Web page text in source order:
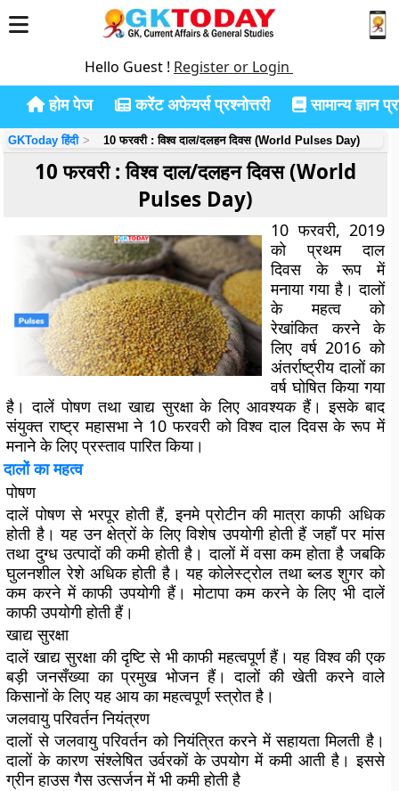
Hello Guest ! Register or Login
होम पेज करेंट अफेयर्स प्रश्नोत्तरी सामान्य ज्ञान
GKToday हिंदी 10 फरवरी : विश्व दाल/दलहन दिवस (World Pulses Day)
10 फरवरी : विश्व दाल/दलहन दिवस (World
Pulses Day)
10 फरवरी, 2019
को प्रथम दाल
दिवस के रूप में
मनाया गया है। दालों
के महत्व को
रेखांकित करने के
लिए वर्ष 2016 को
अंतर्राष्ट्रीय दालों का
वर्ष घोषित किया गया
है। दालें पोषण तथा खाद्य सुरक्षा के लिए आवश्यक हैं। इसके बाद
संयुक्त राष्ट्र महासभा ने 10 फरवरी को विश्व दाल दिवस के रूप में
मनाने के लिए प्रस्ताव पारित किया।
दालों का महत्व
पोषण
दालें पोषण से भरपूर होती हैं, इनमे प्रोटीन की मात्रा काफी अधिक
होती है। यह उन क्षेत्रों के लिए विशेष उपयोगी होती हैं जहाँ पर मांस
तथा दुग्ध उत्पादों की कमी होती है। दालों में वसा कम होता है जबकि
घुलनशील रेशे अधिक होती है। यह कोलेस्ट्रोल तथा ब्लड शुगर को
कम करने में काफी उपयोगी हैं। मोटापा कम करने के लिए भी दालें
काफी उपयोगी होती हैं।
खाद्य सुरक्षा
दालें खाद्य सुरक्षा की दृष्टि से भी काफी महत्वपूर्ण हैं। यह विश्व की एक
बड़ी जनसँख्या का प्रमुख भोजन हैं। दालों की खेती करने वाले
किसानों के लिए यह आय का महत्वपूर्ण स्त्रोत है।
जलवायु परिवर्तन नियंत्रण
दालों से जलवायु परिवर्तन को नियंत्रित करने में सहायता मिलती है।
दालों के कारण संश्लेषित उर्वरकों के उपयोग में कमी आती है। इससे
ग्रीन हाउस गैस उत्सर्जन में भी कमी होती है